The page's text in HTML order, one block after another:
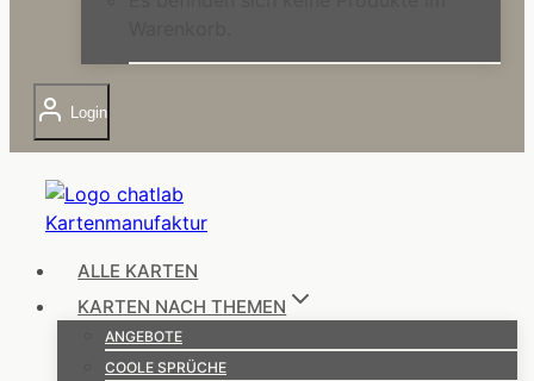
Login
ALLE KARTEN
KARTEN NACH THEMEN
ANGEBOTE
COOLE SPRÜCHE